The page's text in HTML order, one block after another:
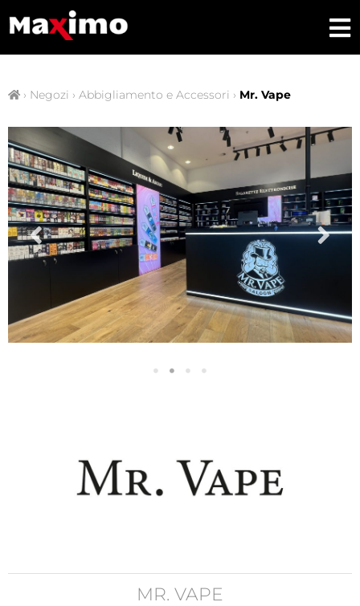
› Negozi › Abbigliamento e Accessori › Mr. Vape
MR. VAPE